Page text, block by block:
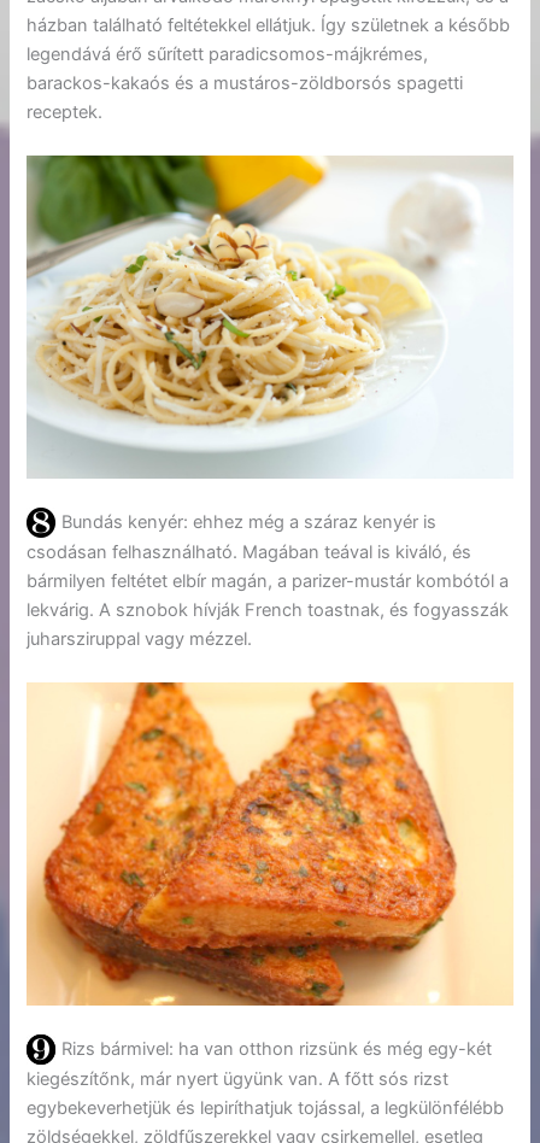
házban található feltétekkel ellátjuk. Így születnek a később
legendává érő sűrített paradicsomos-májkrémes,
barackos-kakaós és a mustáros-zöldborsós spagetti
receptek.
Bundás kenyér: ehhez még a száraz kenyér is
csodásan felhasználható. Magában teával is kiváló, és
bármilyen feltétet elbír magán, a parizer-mustár kombótól a
lekvárig. A sznobok hívják French toastnak, és fogyasszák
juharsziruppal vagy mézzel.
Rizs bármivel: ha van otthon rizsünk és még egy-két
kiegészítőnk, már nyert ügyünk van. A főtt sós rizst
egybekeverhetjük és lepiríthatjuk tojással, a legkülönfélébb
zöldségekkel, zöldfűszerekkel vagy csirkemellel, esetleg